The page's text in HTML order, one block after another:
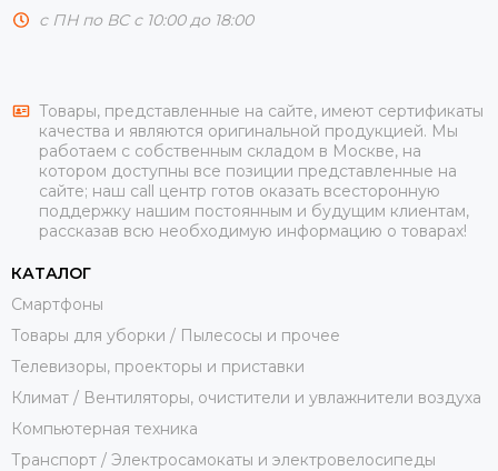
с ПН по ВС с 10:00 до 18:00
Товары, представленные на сайте, имеют сертификаты
качества и являются оригинальной продукцией. Мы
работаем с собственным складом в Москве, на
котором доступны все позиции представленные на
сайте; наш call центр готов оказать всесторонную
поддержку нашим постоянным и будущим клиентам,
рассказав всю необходимую информацию о товарах!
КАТАЛОГ
Смартфоны
Товары для уборки / Пылесосы и прочее
Телевизоры, проекторы и приставки
Климат / Вентиляторы, очистители и увлажнители воздуха
Компьютерная техника
Транспорт / Электросамокаты и электровелосипеды